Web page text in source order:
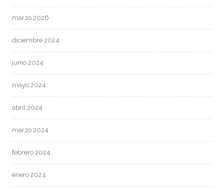
marzo 2026
diciembre 2024
junio 2024
mayo 2024
abril 2024
marzo 2024
febrero 2024
enero 2024